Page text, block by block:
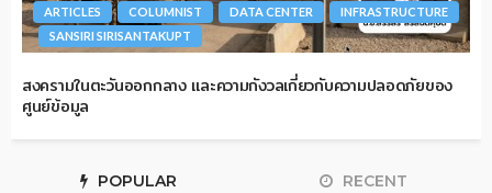
ARTICLES COLUMNIST DATA CENTER
INFRASTRUCTURE
SANSIRI SIRISANTAKUPT
สงครามในตะวันออกกลาง และความกังวลเกี่ยวกับความปลอดภัยของ
ศูนย์ข้อมูล
POPULAR RECENT